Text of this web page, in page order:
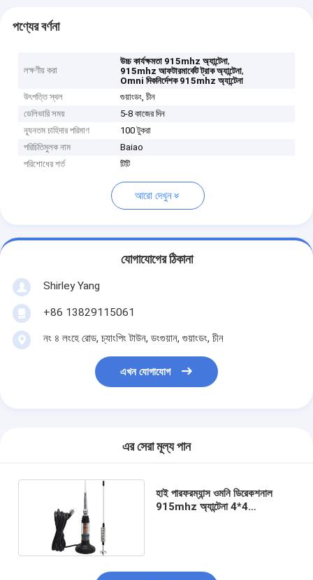
পণ্যের বর্ণনা
লক্ষণীয় করা
উচ্চ কার্যক্ষমতা 915mhz অ্যান্টেনা,
915mhz আফটারমার্কেট ট্রাক অ্যান্টেনা,
Omni দিকনির্দেশক 915mhz অ্যান্টেনা
উৎপত্তি স্থল
গুয়াংডং, চীন
ডেলিভারি সময়
5-8 কাজের দিন
ন্যূনতম চাহিদার পরিমাণ
100 টুকরা
পরিচিতিমুলক নাম
Baiao
পরিশোধের শর্ত
টিটি
আরো দেখুন
যোগাযোগের ঠিকানা
Shirley Yang
+86 13829115061
নং ৪ লংহে রোড, চ্যাংপিং টাউন, ডংগুয়ান, গুয়াংডং, চীন
এখন যোগাযোগ
এর সেরা মূল্য পান
হাই পারফরম্যান্স ওমনি ডিরেকশনাল
915mhz অ্যান্টেনা 4*4